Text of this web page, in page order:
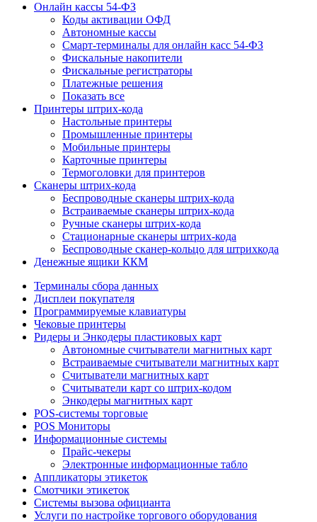
Онлайн кассы 54-ФЗ
Коды активации ОФД
Автономные кассы
Смарт-терминалы для онлайн касс 54-ФЗ
Фискальные накопители
Фискальные регистраторы
Платежные решения
Показать все
Принтеры штрих-кода
Настольные принтеры
Промышленные принтеры
Мобильные принтеры
Карточные принтеры
Термоголовки для принтеров
Сканеры штрих-кода
Беспроводные сканеры штрих-кода
Встраиваемые сканеры штрих-кода
Ручные сканеры штрих-кода
Стационарные сканеры штрих-кода
Беспроводные сканер-кольцо для штрихкода
Денежные ящики ККМ
Терминалы сбора данных
Дисплеи покупателя
Программируемые клавиатуры
Чековые принтеры
Ридеры и Энкодеры пластиковых карт
Автономные считыватели магнитных карт
Встраиваемые считыватели магнитных карт
Считыватели магнитных карт
Считыватели карт со штрих-кодом
Энкодеры магнитных карт
POS-системы торговые
POS Мониторы
Информационные системы
Прайс-чекеры
Электронные информационные табло
Аппликаторы этикеток
Смотчики этикеток
Системы вызова официанта
Услуги по настройке торгового оборудования